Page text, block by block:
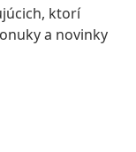
ktorí
a novinky